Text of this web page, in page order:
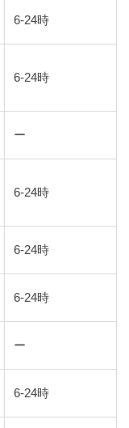
6-24時
6-24時
ー
6-24時
6-24時
6-24時
ー
6-24時